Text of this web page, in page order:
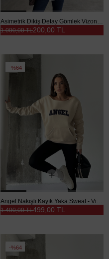
Asimetrik Dikiş Detay Gömlek Vizon - Vizon
200,00 TL
1.000,00 TL
%64
499,00 TL
1.400,00 TL
%64